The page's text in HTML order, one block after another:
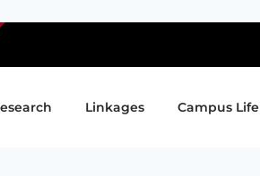
Linkages Campus Life